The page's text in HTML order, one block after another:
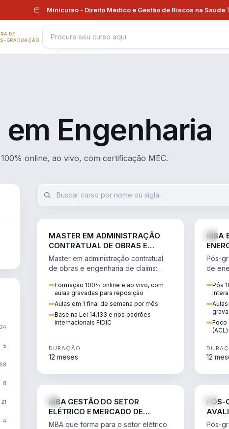
Minicurso - Direito Médico e Gestão de Riscos na Saúde·
DE
GRADUAÇÃO
Engenharia
online, ao vivo, com certificação MEC.
24
5
58
8
21
4
MASTER EM ADMINISTRAÇÃO
CONTRATUAL DE OBRAS E
ENGENHARIA DE CLAIMS
Master em administração contratual
de obras e engenharia de claims:
pleitos, delay analysis e FIDIC.
Formação 100% online e ao vivo, com
aulas gravadas para reposição
Aulas em 1 final de semana por mês
Base na Lei 14.133 e nos padrões
internacionais FIDIC
DURAÇÃO
12 meses
MBA
Pós-
de
risco
Pós
Foco
12
MBA GESTÃO DO SETOR
ELÉTRICO E MERCADO DE
ENERGIA
MBA que forma para o setor elétrico
PÓS-
Pós-